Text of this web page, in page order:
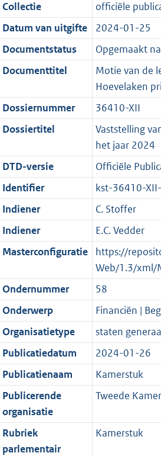
i
e
i
n
o
r
m
a
t
3
6
K
b
t
i
e
i
f
o
r
a
a
t
:
7
K
b
a
t
i
e
n
f
o
m
a
a
t
e
:
2
K
c
a
t
i
i
n
f
r
m
a
a
t
t
e
:
5
b
d
s
g
r
o
o
t
t
e
:
2
K
b
n
d
s
g
r
o
t
t
e
:
2
b
Collectie
officiële
Datum van uitgifte
2024-01-25
Documentstatus
Opgemaakt
Documenttitel
Motie van de
Hoevelaken
Dossiernummer
36410-XII
Dossiertitel
Vaststelling
het jaar 2024
DTD-versie
Officiële
Identifier
kst-36410-
Indiener
C. Stoffer
Indiener
E.C. Vedder
Masterconfiguratie
https://
Web/1.3/xml/
Ondernummer
58
Onderwerp
Financiën |
Organisatietype
staten
Publicatiedatum
2024-01-26
Publicatienaam
Kamerstuk
Publicerende
organisatie
Tweede
Rubriek
parlementair
Kamerstuk